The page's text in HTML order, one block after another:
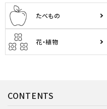
たべもの
花・植物
CONTENTS